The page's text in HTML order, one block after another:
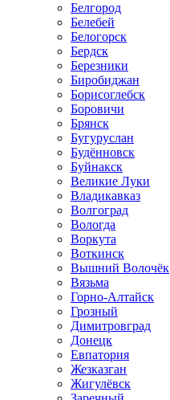
Белгород
Белебей
Белогорск
Бердск
Березники
Биробиджан
Борисоглебск
Боровичи
Брянск
Бугуруслан
Будённовск
Буйнакск
Великие Луки
Владикавказ
Волгоград
Вологда
Воркута
Воткинск
Вышний Волочёк
Вязьма
Горно-Алтайск
Грозный
Димитровград
Донецк
Евпатория
Жезказган
Жигулёвск